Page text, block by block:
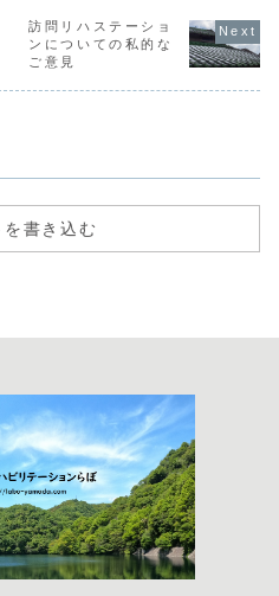
訪問リハステーショ
ンについての私的な
ご意見
を書き込む